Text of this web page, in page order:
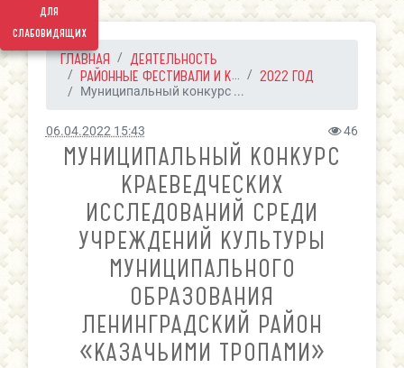
для
слабовидящих
ГЛАВНАЯ
ДЕЯТЕЛЬНОСТЬ
РАЙОННЫЕ ФЕСТИВАЛИ И К...
2022 ГОД
Муниципальный конкурс ...
06.04.2022 15:43 46
МУНИЦИПАЛЬНЫЙ КОНКУРС
КРАЕВЕДЧЕСКИХ
ИССЛЕДОВАНИЙ СРЕДИ
УЧРЕЖДЕНИЙ КУЛЬТУРЫ
МУНИЦИПАЛЬНОГО
ОБРАЗОВАНИЯ
ЛЕНИНГРАДСКИЙ РАЙОН
«КАЗАЧЬИМИ ТРОПАМИ»